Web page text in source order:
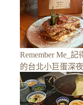
Remember Me_
的台北小巨蛋深